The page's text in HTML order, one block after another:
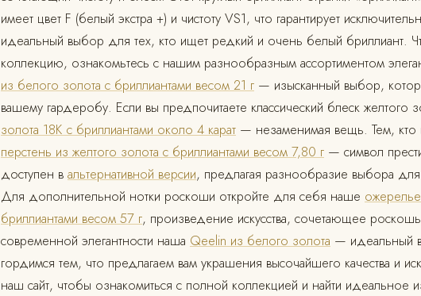
имеет цвет F (белый экстра +) и чистоту VS1, что гарантирует
идеальный выбор для тех, кто ищет редкий и очень белый бриллиант.
коллекцию, ознакомьтесь с нашим разнообразным ассортиментом
из белого золота с бриллиантами весом 21 г — изысканный выбор,
вашему гардеробу. Если вы предпочитаете классический блеск желтого
золота 18К с бриллиантами около 4 карат — незаменимая вещь. Тем,
перстень из желтого золота с бриллиантами весом 7,80 г — символ
доступен в альтернативной версии, предлагая разнообразие выбора
Для дополнительной нотки роскоши откройте для себя наше
бриллиантами весом 57 г, произведение искусства, сочетающее
современной элегантности наша Qeelin из белого золота — идеальный
гордимся тем, что предлагаем вам украшения высочайшего качества и
наш сайт, чтобы ознакомиться с полной коллекцией и найти